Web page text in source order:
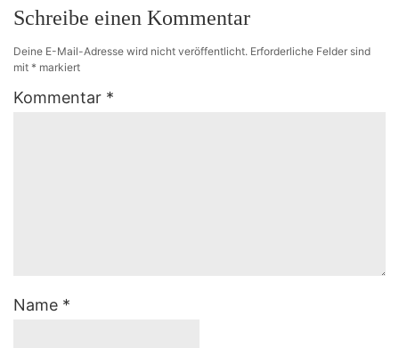
Schreibe einen Kommentar
Deine E-Mail-Adresse wird nicht veröffentlicht. Erforderliche Felder sind
mit * markiert
Kommentar *
Name *